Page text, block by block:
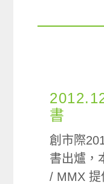
書
創市際
書出爐，
/ MMX 提